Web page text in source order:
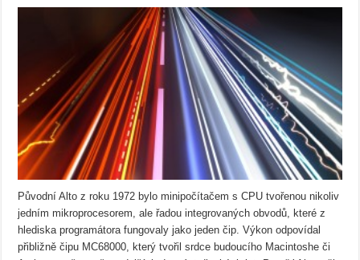
Původní Alto z roku 1972 bylo minipočítačem s CPU tvořenou nikoliv
jedním mikroprocesorem, ale řadou integrovaných obvodů, které z
hlediska programátora fungovaly jako jeden čip. Výkon odpovídal
přibližně čipu MC68000, který tvořil srdce budoucího Macintoshe či